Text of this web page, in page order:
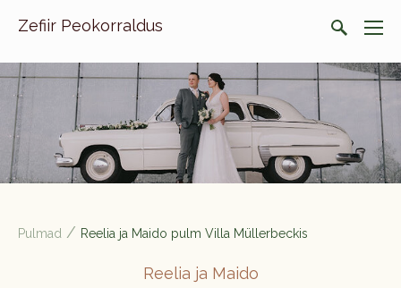
Zefiir Peokorraldus
Pulmad / Reelia ja Maido pulm Villa Müllerbeckis
Reelia ja Maido